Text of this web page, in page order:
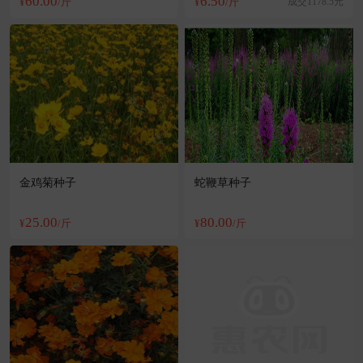
金鸡菊种子
¥25.00/斤
蛇鞭草种子
¥80.00/斤